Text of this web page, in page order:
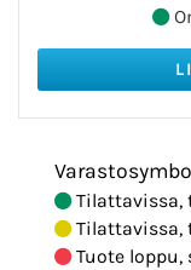
Tilattavissa,
Tilattavissa,
Tuote loppu,